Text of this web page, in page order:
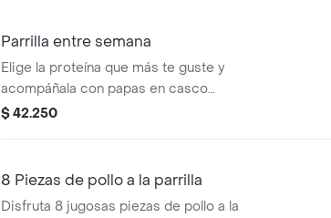
Parrilla entre semana
Elige la proteína que más te guste y
acompáñala con papas en casco
crujientes, arepa de queso y plátano
$ 42.250
8 Piezas de pollo a la parrilla
Disfruta 8 jugosas piezas de pollo a la